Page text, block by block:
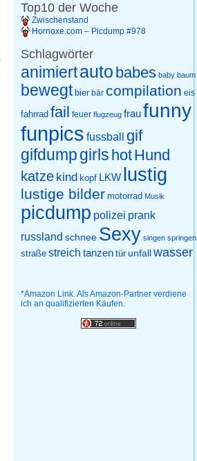
Top10 der Woche
Zwischenstand
Hornoxe.com – Picdump #978
Schlagwörter
animiertauto babes baby baum
bewegt bier bär compilation eis
fahrrad fail feuer flugzeug fraufunny
funpics fussball gif
gifdump girls hotHund
katze kind kopf LKW lustig
lustige bilder motorrad Musik
picdump polizei prank
russland schnee Sexy singen springen
straße streich tanzen tür unfallwasser
*Amazon Link. Als Amazon-Partner verdiene
ich an qualifizierten Käufen.